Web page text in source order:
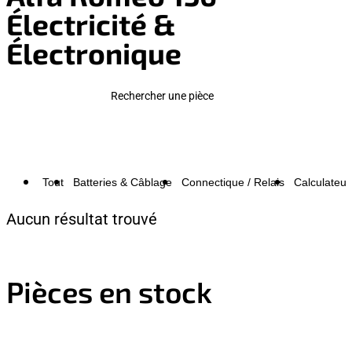
Électricité &
Électronique
Rechercher une pièce
Tout Batteries & Câblage Connectique / Relais
Aucun résultat trouvé
Pièces en stock